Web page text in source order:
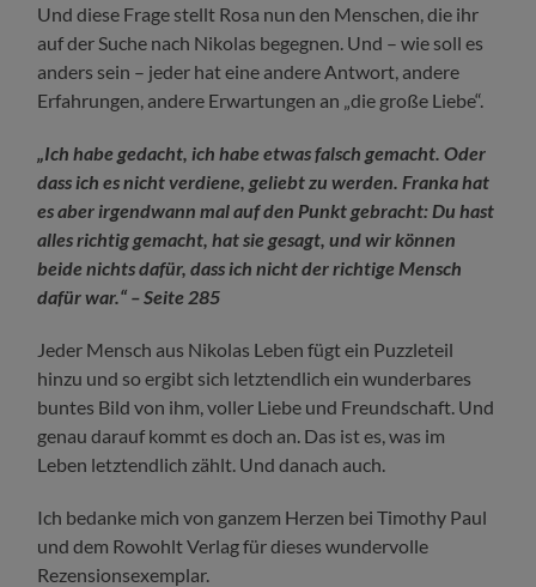
Und diese Frage stellt Rosa nun den Menschen, die ihr
auf der Suche nach Nikolas begegnen. Und – wie soll es
anders sein – jeder hat eine andere Antwort, andere
Erfahrungen, andere Erwartungen an „die große Liebe“.
„Ich habe gedacht, ich habe etwas falsch gemacht. Oder
dass ich es nicht verdiene, geliebt zu werden. Franka hat
es aber irgendwann mal auf den Punkt gebracht: Du hast
alles richtig gemacht, hat sie gesagt, und wir können
beide nichts dafür, dass ich nicht der richtige Mensch
dafür war.“ – Seite 285
Jeder Mensch aus Nikolas Leben fügt ein Puzzleteil
hinzu und so ergibt sich letztendlich ein wunderbares
buntes Bild von ihm, voller Liebe und Freundschaft. Und
genau darauf kommt es doch an. Das ist es, was im
Leben letztendlich zählt. Und danach auch.
Ich bedanke mich von ganzem Herzen bei Timothy Paul
und dem Rowohlt Verlag für dieses wundervolle
Rezensionsexemplar.